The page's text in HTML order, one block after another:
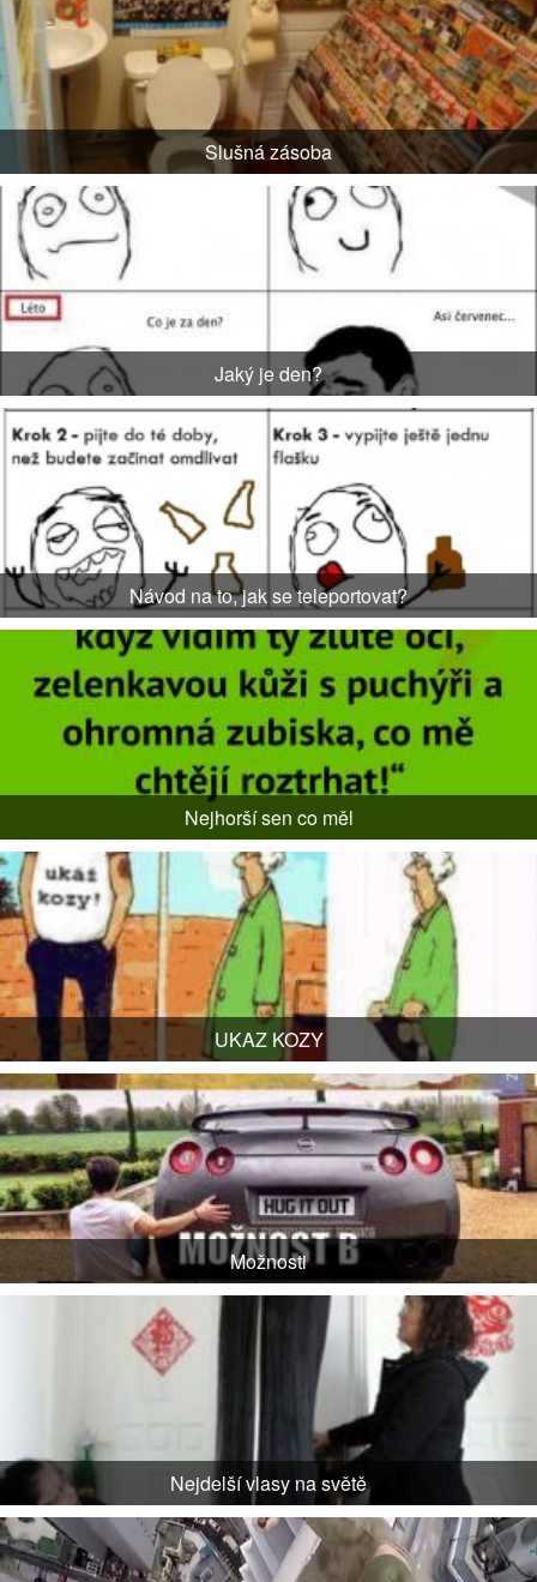
Slušná zásoba
Jaký je den?
Návod na to, jak se teleportovat?
Nejhorší sen co měl
UKAZ KOZY
Možnosti
Nejdelší vlasy na světě